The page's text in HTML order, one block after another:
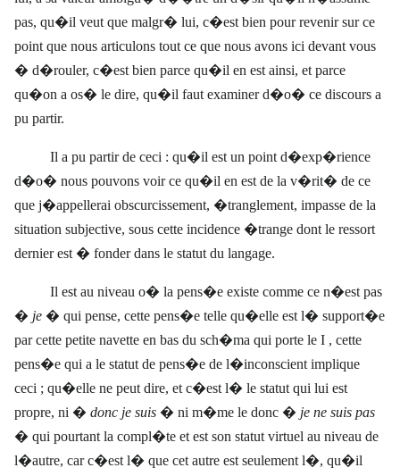
pas, qu�il veut que malgr� lui, c�est bien pour revenir sur ce
point que nous articulons tout ce que nous avons ici devant vous
� d�rouler, c�est bien parce qu�il en est ainsi, et parce
qu�on a os� le dire, qu�il faut examiner d�o� ce discours a
pu partir.
Il a pu partir de ceci : qu�il est un point d�exp�rience
d�o� nous pouvons voir ce qu�il en est de la v�rit� de ce
que j�appellerai obscurcissement, �tranglement, impasse de la
situation subjective, sous cette incidence �trange dont le ressort
dernier est � fonder dans le statut du langage.
Il est au niveau o� la pens�e existe comme ce n�est pas
� je � qui pense, cette pens�e telle qu�elle est l� support�e
par cette petite navette en bas du sch�ma qui porte le I , cette
pens�e qui a le statut de pens�e de l�inconscient implique
ceci ; qu�elle ne peut dire, et c�est l� le statut qui lui est
propre, ni � donc je suis � ni m�me le donc � je ne suis pas
� qui pourtant la compl�te et est son statut virtuel au niveau de
l�autre, car c�est l� que cet autre est seulement l�, qu�il